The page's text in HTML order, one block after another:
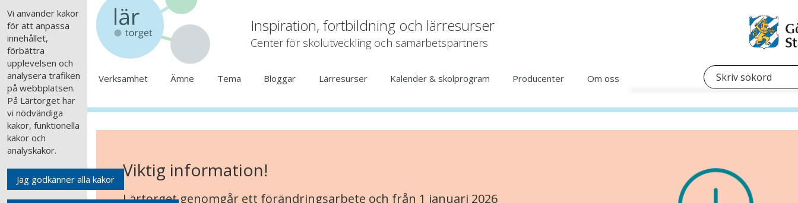
Vi använder kakor
för att anpassa
innehållet,
förbättra
upplevelsen och
analysera trafiken
på webbplatsen.
På Lärtorget har
vi nödvändiga
kakor, funktionella
kakor och
analyskakor.
Jag godkänner alla kakor
Inspiration, fortbildning och lärresurser
Center för skolutveckling och samarbetspartners
Verksamhet Ämne Tema Bloggar Lärresurser Kalender & skolprogram Producenter Om oss
Viktig information!
Lärtorget genomgår ett förändringsarbete och från 1 januari 2026